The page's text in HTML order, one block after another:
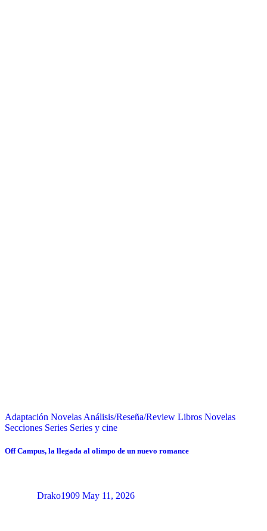
Adaptación Novelas Análisis/Reseña/Review Libros Novelas
Secciones Series Series y cine
Off Campus, la llegada al olimpo de un nuevo romance
Drako1909 May 11, 2026